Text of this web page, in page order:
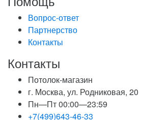
Вопрос-ответ
Партнерство
Контакты
Контакты
Потолок-магазин
г. Москва, ул. Родниковая, 20
Пн—Пт 00:00—23:59
+7(499)643-46-33